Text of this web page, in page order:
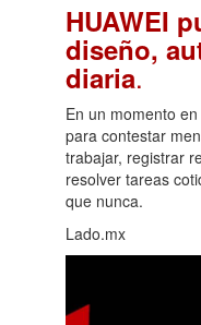
HUAWEI
diseño,
diaria.
En un momento
para contestar
trabajar, registrar
resolver tareas
que nunca.
Lado.mx